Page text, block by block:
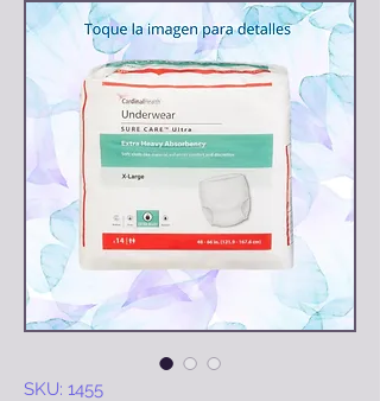
SKU: 1455